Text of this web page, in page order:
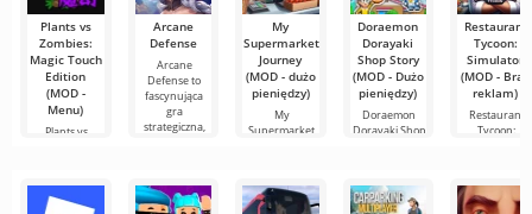
Plants vs
Zombies:
Magic Touch
Edition
(MOD -
Menu)
Plants vs
Arcane
Defense
Arcane
Defense to
fascynująca
gra
strategiczna,
My
Supermarket
Journey
(MOD - dużo
pieniędzy)
My
Supermarket
Doraemon
Dorayaki
Shop Story
(MOD - Dużo
pieniędzy)
Doraemon
Dorayaki Shop
Restaurant
Tycoon:
Simulator
(MOD - Brak
reklam)
Restaurant
Tycoon: